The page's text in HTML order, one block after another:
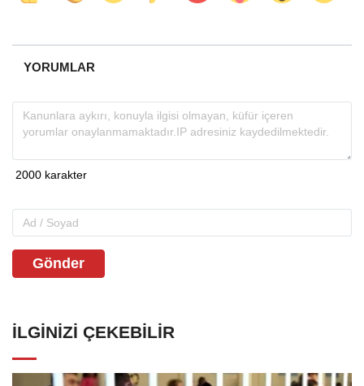
YORUMLAR
Gönder
İLGINIZI ÇEKEBILIR